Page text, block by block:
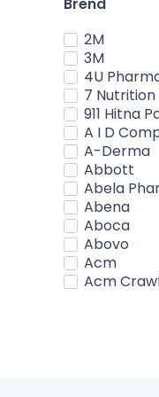
2M
3M
4U
7 Nutrition
911 Hitna
A I D
A-Derma
Abbott
Abela
Abena
Aboca
Abovo
Acm
Acm